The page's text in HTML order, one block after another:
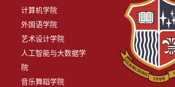
计算机学院
外国语学院
艺术设计学院
人工智能与大数据学
院
音乐舞蹈学院